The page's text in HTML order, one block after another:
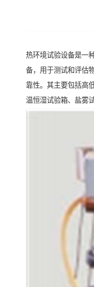
热环境试验设备是一
备，用于测试和评估
靠性。其主要包括高
温恒湿试验箱、盐雾